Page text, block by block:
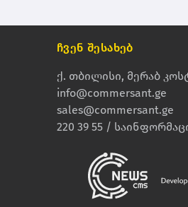
ჩვენ შესახებ
ქ. თბილისი, მერაბ
info@commersant.ge
sales@commersant.ge
220 39 55 /